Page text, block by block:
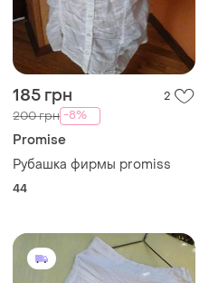
185 грн 2
200 грн -8%
Promise
Рубашка фирмы promiss
44